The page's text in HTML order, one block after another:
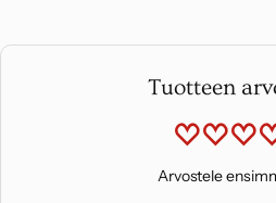
Tuotteen
Arvostele